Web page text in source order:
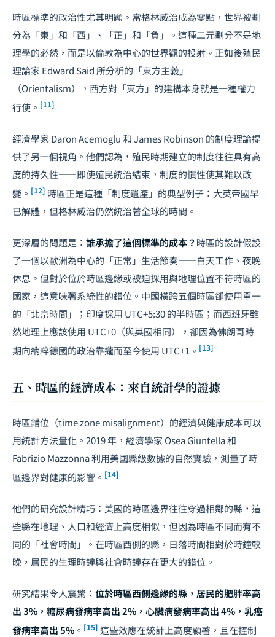
時區標準的政治性尤其明顯。當格林威治成為零點，世界被劃
分為「東」和「西」、「正」和「負」。這種二元劃分不是地
理學的必然，而是以倫敦為中心的世界觀的投射。正如後殖民
理論家 Edward Said 所分析的「東方主義」
（Orientalism），西方對「東方」的建構本身就是一種權力
行使。 [11]
經濟學家 Daron Acemoglu 和 James Robinson 的制度理論提
供了另一個視角。他們認為，殖民時期建立的制度往往具有高
度的持久性——即使殖民統治結束，制度的慣性使其難以改
變。 [12] 時區正是這種「制度遺產」的典型例子：大英帝國早
已解體，但格林威治仍然統治著全球的時間。
更深層的問題是： 誰承擔了這個標準的成本？時區的設計假設
了一個以歐洲為中心的「正常」生活節奏——白天工作、夜晚
休息。但對於位於時區邊緣或被迫採用與地理位置不符時區的
國家，這意味著系統性的錯位。中國橫跨五個時區卻使用單一
的「北京時間」；印度採用 UTC+5:30 的半時區；而西班牙雖
然地理上應該使用 UTC+0（與英國相同），卻因為佛朗哥時
期向納粹德國的政治靠攏而至今使用 UTC+1。 [13]
五、時區的經濟成本：來自統計學的證據
時區錯位（time zone misalignment）的經濟與健康成本可以
用統計方法量化。2019 年，經濟學家 Osea Giuntella 和
Fabrizio Mazzonna 利用美國縣級數據的自然實驗，測量了時
區邊界對健康的影響。 [14]
他們的研究設計精巧：美國的時區邊界往往穿過相鄰的縣，這
些縣在地理、人口和經濟上高度相似，但因為時區不同而有不
同的「社會時間」。在時區西側的縣，日落時間相對於時鐘較
晚，居民的生理時鐘與社會時鐘存在更大的錯位。
研究結果令人震驚： 位於時區西側邊緣的縣，居民的肥胖率高
出 3%，糖尿病發病率高出 2%，心臟病發病率高出 4%，乳癌
發病率高出 5% 。 [15] 這些效應在統計上高度顯著，且在控制